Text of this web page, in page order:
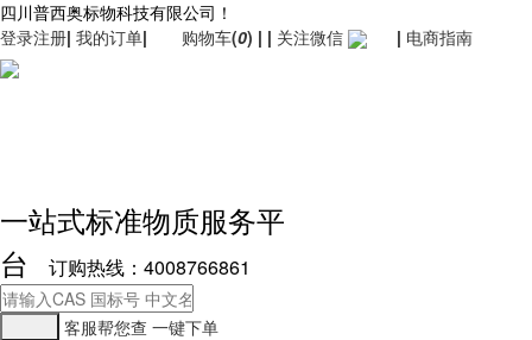
四川普西奥标物科技有限公司！
登录注册| 我的订单| 购物车(0) | | 关注微信 | 电商指南
一站式标准物质服务平
台
订购热线：4008766861
客服帮您查 一键下单